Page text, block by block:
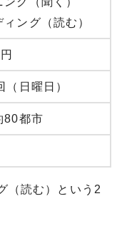
ィング（読む）
（日曜日）
80都市
（読む）という2